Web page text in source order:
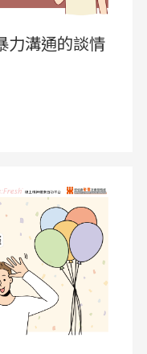
力溝通的談情